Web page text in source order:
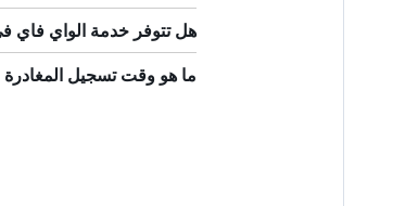
هل تتوفر خدمة الواي
ما هو وقت تسجيل